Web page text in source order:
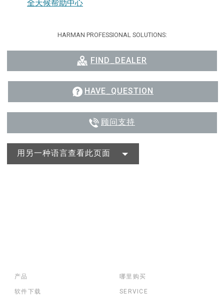
全天候帮助中心
HARMAN PROFESSIONAL SOLUTIONS:
FIND_DEALER
HAVE_QUESTION
顾问支持
用另一种语言查看此页面
产品
软件下载
哪里购买
SERVICE